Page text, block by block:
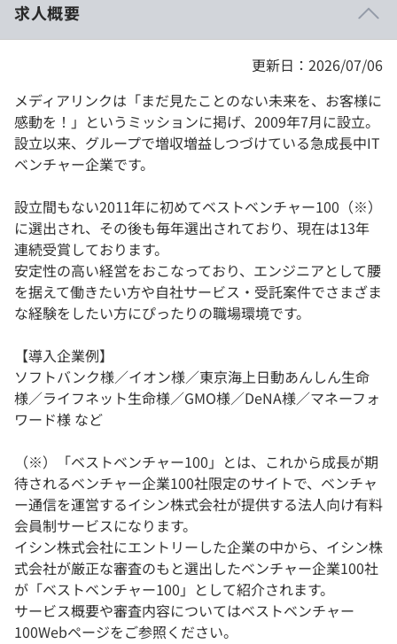
契約内容・クーポン
求人概要
更新日：2026/07/06
メディアリンクは「まだ見たことのない未来を、お客様に
感動を！」というミッションに掲げ、2009年7月に設立。
設立以来、グループで増収増益しつづけている急成長中IT
ベンチャー企業です。
設立間もない2011年に初めてベストベンチャー100（※）
に選出され、その後も毎年選出されており、現在は13年
連続受賞しております。
安定性の高い経営をおこなっており、エンジニアとして腰
を据えて働きたい方や自社サービス・受託案件でさまざま
な経験をしたい方にぴったりの職場環境です。
【導入企業例】
ソフトバンク様／イオン様／東京海上日動あんしん生命
様／ライフネット生命様／GMO様／DeNA様／マネーフォ
ワード様 など
（※）「ベストベンチャー100」とは、これから成長が期
待されるベンチャー企業100社限定のサイトで、ベンチャ
ー通信を運営するイシン株式会社が提供する法人向け有料
会員制サービスになります。
イシン株式会社にエントリーした企業の中から、イシン株
式会社が厳正な審査のもと選出したベンチャー企業100社
が「ベストベンチャー100」として紹介されます。
サービス概要や審査内容についてはベストベンチャー
100Webページをご参照ください。